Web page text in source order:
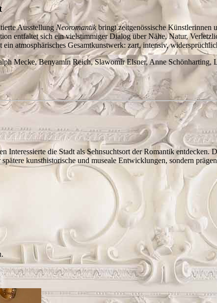
Ausstellung Neoromantikbringt zeitgenössische Künstlerinnen
entfaltet sich ein vielstimmiger Dialog über Nähe, Natur,
atmosphärisches Gesamtkunstwerk: zart, intensiv,
Mecke, Benyamin Reich, Slawomir Elsner, Anne Schönharting,
Interessierte die Stadt als Sehnsuchtsort der Romantik
kunsthistorische und museale Entwicklungen, sondern